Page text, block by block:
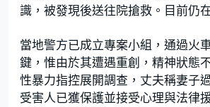
識，被發現後送往院搶救。目前仍
當地警方已成立專案小組，通過火
鍵，惟由於其遭遇重創，精神狀態
性暴力指控展開調查，丈夫稱妻子
受害人已獲保護並接受心理與法律